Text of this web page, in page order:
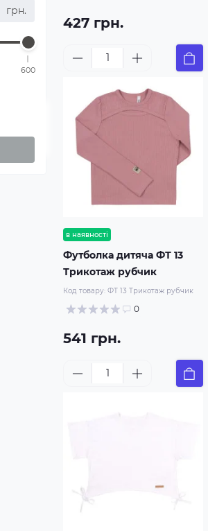
грн.
600
427 грн.
в наявності
Футболка дитяча ФТ 13
Трикотаж рубчик
Код товару: ФТ 13 Трикотаж рубчик
0
541 грн.